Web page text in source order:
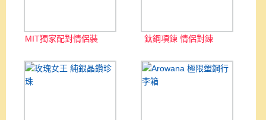
MIT獨家配對情侶裝 鈦鋼項鍊 情侶對鍊